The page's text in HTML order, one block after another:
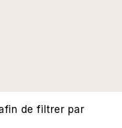
de filtrer par